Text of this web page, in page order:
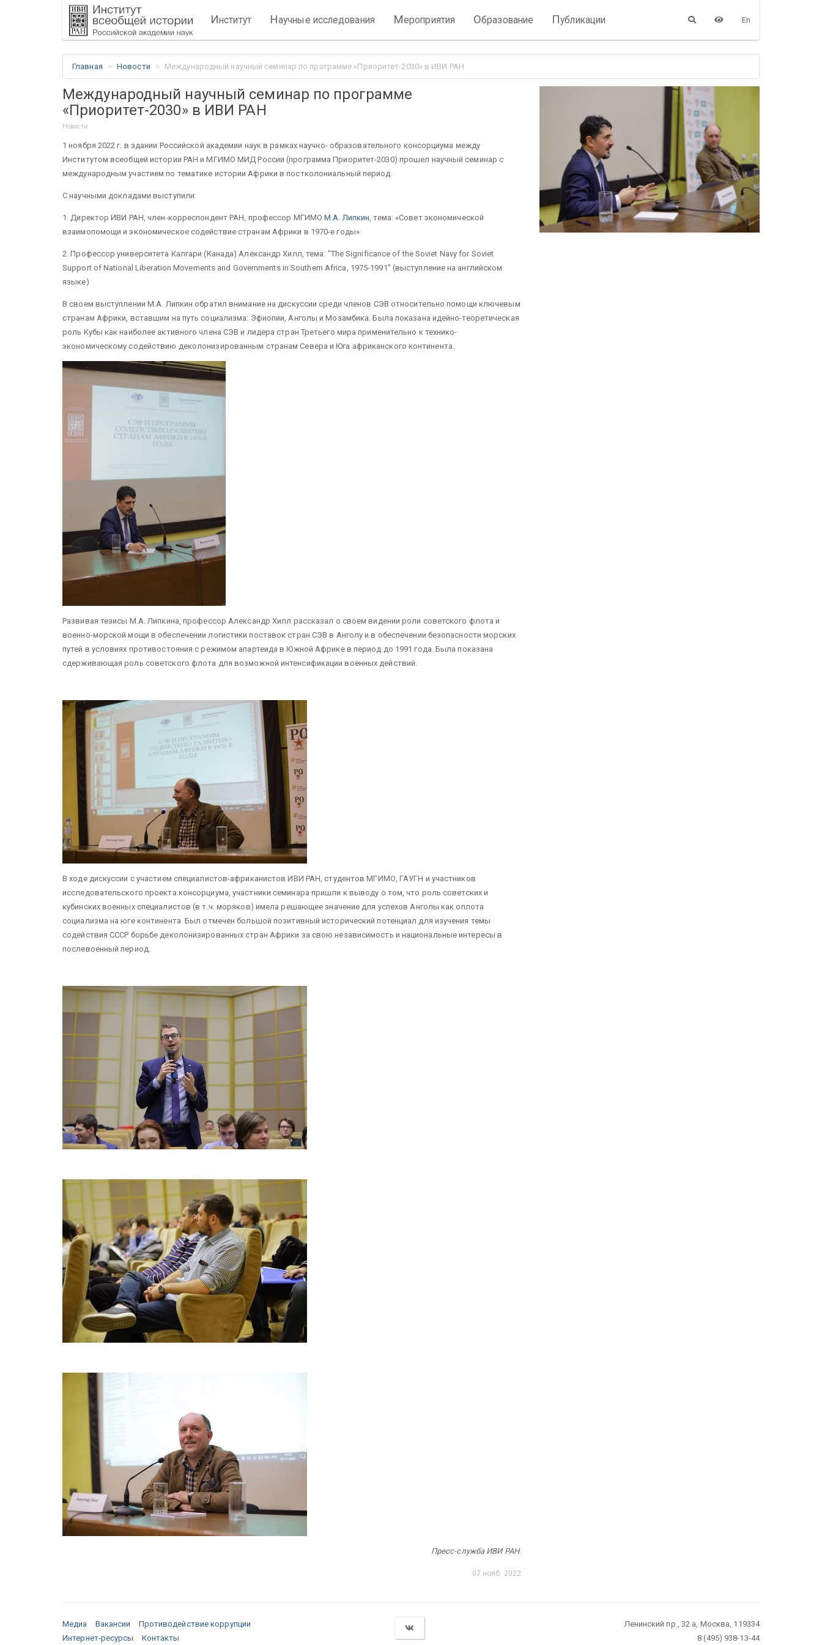
Институт Научные исследования Мероприятия Образование Публикации En
Главная Новости Международный научный семинар по программе «Приоритет-2030» в ИВИ РАН
Международный научный семинар по программе
«Приоритет-2030» в ИВИ РАН
Новости
1 ноября 2022 г. в здании Российской академии наук в рамках научно- образовательного консорциума между
Институтом всеобщей истории РАН и МГИМО МИД России (программа Приоритет-2030) прошел научный семинар с
международным участием по тематике истории Африки в постколониальный период.
С научными докладами выступили:
1. Директор ИВИ РАН, член-корреспондент РАН, профессор МГИМОМ.А. Липкин , тема: «Совет экономической
взаимопомощи и экономическое содействие странам Африки в 1970-е годы»
2. Профессор университета Калгари (Канада) Александр Хилл, тема: "The Significance of the Soviet Navy for Soviet
Support of National Liberation Movements and Governments in Southern Africa, 1975-1991" (выступление на английском
языке)
В своем выступлении М.А. Липкин обратил внимание на дискуссии среди членов СЭВ относительно помощи ключевым
странам Африки, вставшим на путь социализма: Эфиопии, Анголы и Мозамбика. Была показана идейно-теоретическая
роль Кубы как наиболее активного члена СЭВ и лидера стран Третьего мира применительно к технико-
экономическому содействию деколонизированным странам Севера и Юга африканского континента.
Развивая тезисы М.А. Липкина, профессор Александр Хилл рассказал о своем видении роли советского флота и
военно-морской мощи в обеспечении логистики поставок стран СЭВ в Анголу и в обеспечении безопасности морских
путей в условиях противостояния с режимом апартеида в Южной Африке в период до 1991 года. Была показана
сдерживающая роль советского флота для возможной интенсификации военных действий.
В ходе дискуссии с участием специалистов-африканистов ИВИ РАН, студентов МГИМО, ГАУГН и участников
исследовательского проекта консорциума, участники семинара пришли к выводу о том, что роль советских и
кубинских военных специалистов (в т.ч. моряков) имела решающее значение для успехов Анголы как оплота
социализма на юге континента. Был отмечен большой позитивный исторический потенциал для изучения темы
содействия СССР борьбе деколонизированных стран Африки за свою независимость и национальные интересы в
послевоенный период.
Пресс-служба ИВИ РАН.
07 нояб. 2022
Медиа Вакансии
Противодействие коррупции
Интернет-ресурсы
Контакты
Ленинский пр., 32 а, Москва, 119334
8 (495) 938-13-44